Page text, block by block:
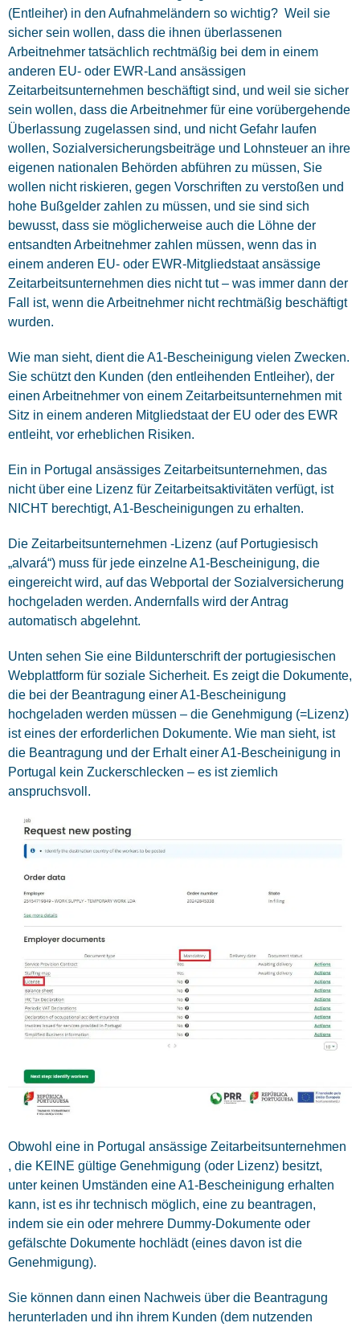
(Entleiher) in den Aufnahmeländern so wichtig? Weil sie
sicher sein wollen, dass die ihnen überlassenen
Arbeitnehmer tatsächlich rechtmäßig bei dem in einem
anderen EU- oder EWR-Land ansässigen
Zeitarbeitsunternehmen beschäftigt sind, und weil sie sicher
sein wollen, dass die Arbeitnehmer für eine vorübergehende
Überlassung zugelassen sind, und nicht Gefahr laufen
wollen, Sozialversicherungsbeiträge und Lohnsteuer an ihre
eigenen nationalen Behörden abführen zu müssen, Sie
wollen nicht riskieren, gegen Vorschriften zu verstoßen und
hohe Bußgelder zahlen zu müssen, und sie sind sich
bewusst, dass sie möglicherweise auch die Löhne der
entsandten Arbeitnehmer zahlen müssen, wenn das in
einem anderen EU- oder EWR-Mitgliedstaat ansässige
Zeitarbeitsunternehmen dies nicht tut – was immer dann der
Fall ist, wenn die Arbeitnehmer nicht rechtmäßig beschäftigt
wurden.
Wie man sieht, dient die A1-Bescheinigung vielen Zwecken.
Sie schützt den Kunden (den entleihenden Entleiher), der
einen Arbeitnehmer von einem Zeitarbeitsunternehmen mit
Sitz in einem anderen Mitgliedstaat der EU oder des EWR
entleiht, vor erheblichen Risiken.
Ein in Portugal ansässiges Zeitarbeitsunternehmen, das
nicht über eine Lizenz für Zeitarbeitsaktivitäten verfügt, ist
NICHT berechtigt, A1-Bescheinigungen zu erhalten.
Die Zeitarbeitsunternehmen -Lizenz (auf Portugiesisch
„alvará“) muss für jede einzelne A1-Bescheinigung, die
eingereicht wird, auf das Webportal der Sozialversicherung
hochgeladen werden. Andernfalls wird der Antrag
automatisch abgelehnt.
Unten sehen Sie eine Bildunterschrift der portugiesischen
Webplattform für soziale Sicherheit. Es zeigt die Dokumente,
die bei der Beantragung einer A1-Bescheinigung
hochgeladen werden müssen – die Genehmigung (=Lizenz)
ist eines der erforderlichen Dokumente. Wie man sieht, ist
die Beantragung und der Erhalt einer A1-Bescheinigung in
Portugal kein Zuckerschlecken – es ist ziemlich
anspruchsvoll.
Obwohl eine in Portugal ansässige Zeitarbeitsunternehmen
, die KEINE gültige Genehmigung (oder Lizenz) besitzt,
unter keinen Umständen eine A1-Bescheinigung erhalten
kann, ist es ihr technisch möglich, eine zu beantragen,
indem sie ein oder mehrere Dummy-Dokumente oder
gefälschte Dokumente hochlädt (eines davon ist die
Genehmigung).
Sie können dann einen Nachweis über die Beantragung
herunterladen und ihn ihrem Kunden (dem nutzenden